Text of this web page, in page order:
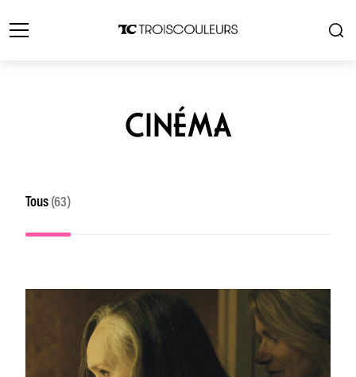
CINÉMA
Tous (63)